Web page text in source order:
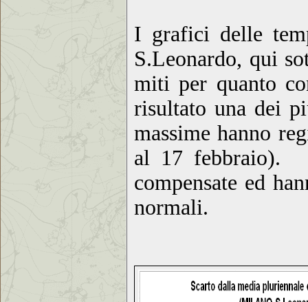
I grafici delle
S.Leonardo, qui
miti per quanto
risultato una dei
massime hanno
al 17 febbraio).
compensate ed
normali.